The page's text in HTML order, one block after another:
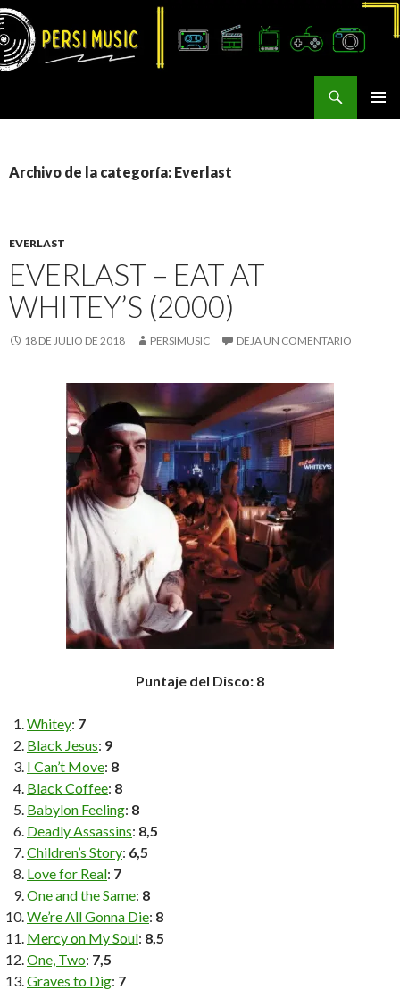
Archivo de la categoría: Everlast
EVERLAST
EVERLAST – EAT AT
WHITEY’S (2000)
18 DE JULIO DE 2018 PERSIMUSIC DEJA UN COMENTARIO
Puntaje del Disco: 8
Whitey: 7
Black Jesus: 9
I Can’t Move: 8
Black Coffee: 8
Babylon Feeling: 8
Deadly Assassins: 8,5
Children’s Story: 6,5
Love for Real: 7
One and the Same: 8
We’re All Gonna Die: 8
Mercy on My Soul: 8,5
One, Two: 7,5
Graves to Dig: 7